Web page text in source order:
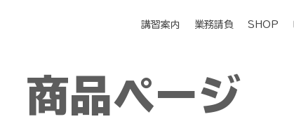
講習案内 業務請負 SHOP
商品ページ